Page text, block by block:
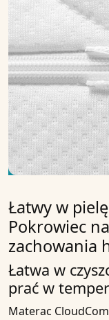
Łatwy w
Pokrowiec
zachowania
Łatwa w
prać w
Materac